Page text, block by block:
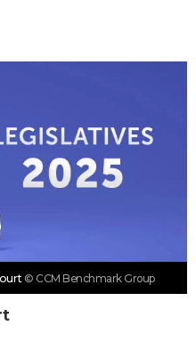
© CCM Benchmark Group